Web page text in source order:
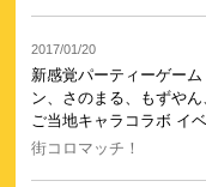
2017/01/20
新感覚パーティーゲー
ン、さのまる、もずや
ご当地キャラコラボ イ
街コロマッチ！